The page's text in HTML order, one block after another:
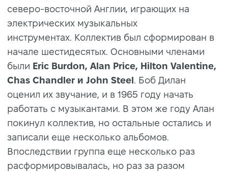
северо-восточной Англии, играющих на
электрических музыкальных
инструментах. Коллектив был сформирован в
начале шестидесятых. Основными членами
были Eric Burdon, Alan Price, Hilton Valentine,
Chas Chandler и John Steel. Боб Дилан
оценил их звучание, и в 1965 году начать
работать с музыкантами. В этом же году Алан
покинул коллектив, но остальные остались и
записали еще несколько альбомов.
Впоследствии группа еще несколько раз
расформировывалась, но раз за разом